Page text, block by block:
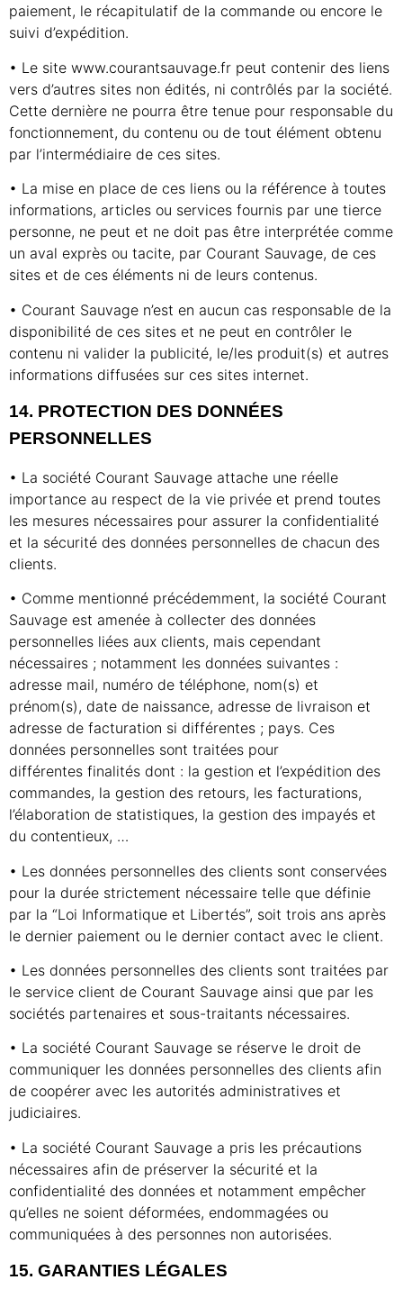
paiement, le récapitulatif de la commande ou encore le
suivi d’expédition.
• Le site www.courantsauvage.fr peut contenir des liens
vers d’autres sites non édités, ni contrôlés par la société.
Cette dernière ne pourra être tenue pour responsable du
fonctionnement, du contenu ou de tout élément obtenu
par l’intermédiaire de ces sites.
• La mise en place de ces liens ou la référence à toutes
informations, articles ou services fournis par une tierce
personne, ne peut et ne doit pas être interprétée comme
un aval exprès ou tacite, par Courant Sauvage, de ces
sites et de ces éléments ni de leurs contenus.
• Courant Sauvage n’est en aucun cas responsable de la
disponibilité de ces sites et ne peut en contrôler le
contenu ni valider la publicité, le/les produit(s) et autres
informations diffusées sur ces sites internet.
14. PROTECTION DES DONNÉES
PERSONNELLES
• La société Courant Sauvage attache une réelle
importance au respect de la vie privée et prend toutes
les mesures nécessaires pour assurer la confidentialité
et la sécurité des données personnelles de chacun des
clients.
• Comme mentionné précédemment, la société Courant
Sauvage est amenée à collecter des données
personnelles liées aux clients, mais cependant
nécessaires ; notamment les données suivantes :
adresse mail, numéro de téléphone, nom(s) et
prénom(s), date de naissance, adresse de livraison et
adresse de facturation si différentes ; pays. Ces
données personnelles sont traitées pour
différentes finalités dont : la gestion et l’expédition des
commandes, la gestion des retours, les facturations,
l’élaboration de statistiques, la gestion des impayés et
du contentieux, …
• Les données personnelles des clients sont conservées
pour la durée strictement nécessaire telle que définie
par la “Loi Informatique et Libertés”, soit trois ans après
le dernier paiement ou le dernier contact avec le client.
• Les données personnelles des clients sont traitées par
le service client de Courant Sauvage ainsi que par les
sociétés partenaires et sous-traitants nécessaires.
• La société Courant Sauvage se réserve le droit de
communiquer les données personnelles des clients afin
de coopérer avec les autorités administratives et
judiciaires.
• La société Courant Sauvage a pris les précautions
nécessaires afin de préserver la sécurité et la
confidentialité des données et notamment empêcher
qu’elles ne soient déformées, endommagées ou
communiquées à des personnes non autorisées.
15. GARANTIES LÉGALES